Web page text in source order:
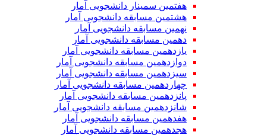
هفتمین سمینار دانشجویی آمار
هشتمین مسابقه دانشجویی آمار
نهمین مسابقه دانشجویی آمار
دهمین مسابقه دانشجویی آمار
یازدهمین مسابقه دانشجویی آمار
دوازدهمین مسابقه دانشجویی آمار
سیزدهمین مسابقه دانشجویی آمار
چهاردهمین مسابقه دانشجویی آمار
پانزدهمین مسابقه دانشجویی آمار
شانزدهمین مسابقه دانشجویی آمار
هفدهمین مسابقه دانشجویی آمار
هجدهمین مسابقه دانشجویی آمار